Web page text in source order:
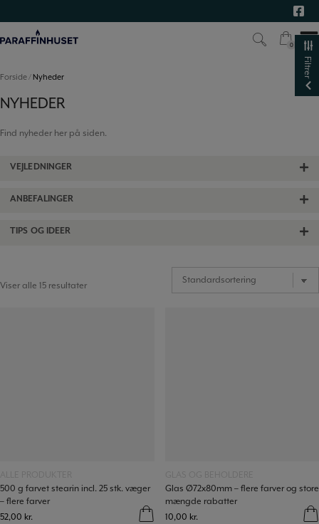
til
indholdet
0
0
Forside/Nyheder
NYHEDER
Find nyheder her på siden.
VEJLEDNINGER
ANBEFALINGER
TIPS OG IDEER
Viser alle 15 resultater
500 g farvet stearin incl. 25 stk. væger
– flere farver
52,00 kr.
Glas Ø72x80mm – flere farver og store
mængde rabatter
10,00 kr.
Filtrer